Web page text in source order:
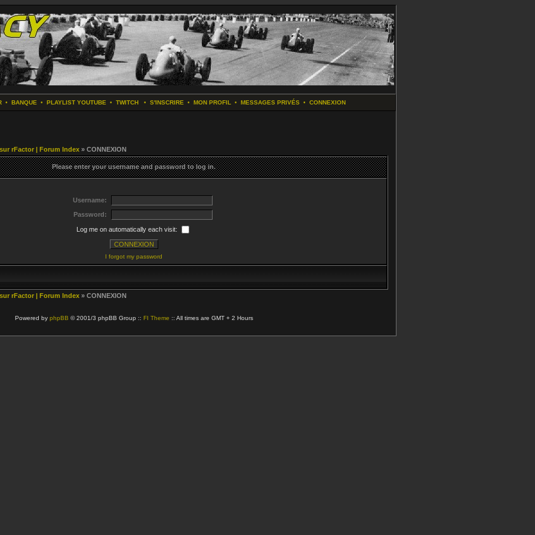
• BANQUE • PLAYLIST YOUTUBE • TWITCH• S'INSCRIRE • MON PROFIL • MESSAGES PRIVÉS• CONNEXION
rFactor | Forum Index » CONNEXION
Please enter your username and password to log in.
Username:
Password:
Log me on automatically each visit:
I forgot my password
rFactor | Forum Index » CONNEXION
Powered by phpBB © 2001/3 phpBB Group :: FI Theme :: All times are GMT + 2 Hours